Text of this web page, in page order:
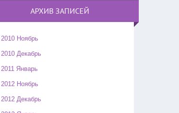
АРХИВ ЗАПИСЕЙ
2010 Ноябрь
2010 Декабрь
2011 Январь
2012 Ноябрь
2012 Декабрь